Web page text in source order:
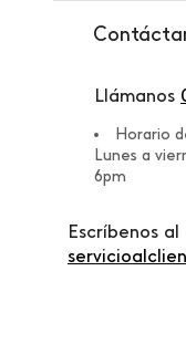
Llámanos
Horario
Lunes a
6pm
Escríbenos